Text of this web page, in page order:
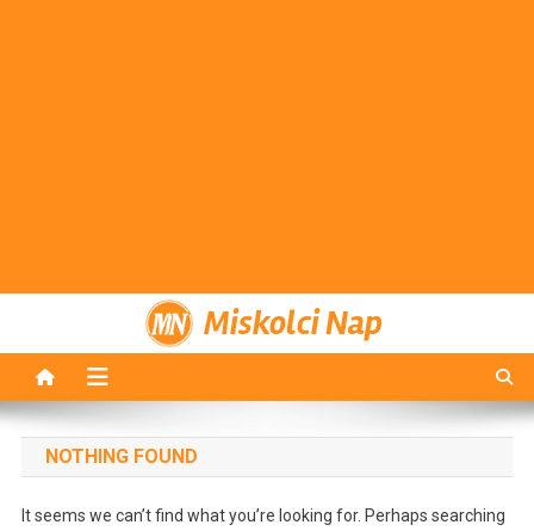
Miskolci Nap
NOTHING FOUND
It seems we can’t find what you’re looking for. Perhaps searching